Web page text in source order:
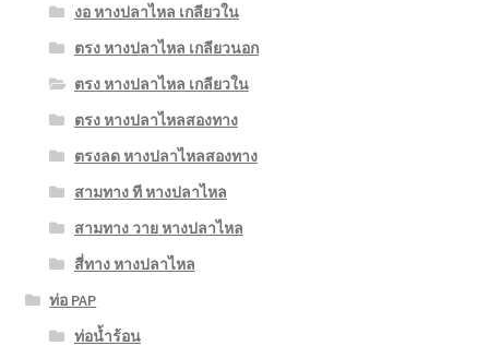
งอ หางปลาไหล เกลียวใน
ตรง หางปลาไหล เกลียวนอก
ตรง หางปลาไหล เกลียวใน
ตรง หางปลาไหลสองทาง
ตรงลด หางปลาไหลสองทาง
สามทาง ที หางปลาไหล
สามทาง วาย หางปลาไหล
สี่ทาง หางปลาไหล
ท่อ PAP
ท่อน้ำร้อน